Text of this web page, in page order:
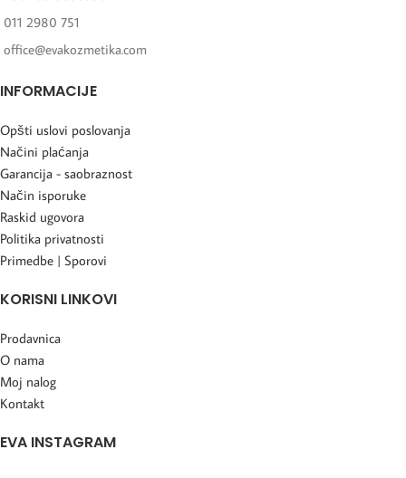
011 2980 751
office@evakozmetika.com
INFORMACIJE
Opšti uslovi poslovanja
Načini plaćanja
Garancija - saobraznost
Način isporuke
Raskid ugovora
Politika privatnosti
Primedbe | Sporovi
KORISNI LINKOVI
Prodavnica
O nama
Moj nalog
Kontakt
EVA INSTAGRAM